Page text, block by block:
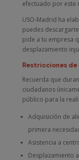
efectuado por este
USO-Madrid ha
puedes
pide a tu empresa
desplazamiento
Restricciones
Recuerda que
ciudadanos
público para la
Adquisición de
primera
Asistencia a
Desplazamiento